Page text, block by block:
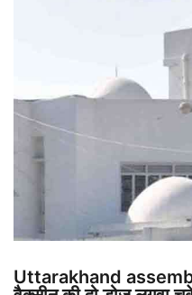
Uttarakhand